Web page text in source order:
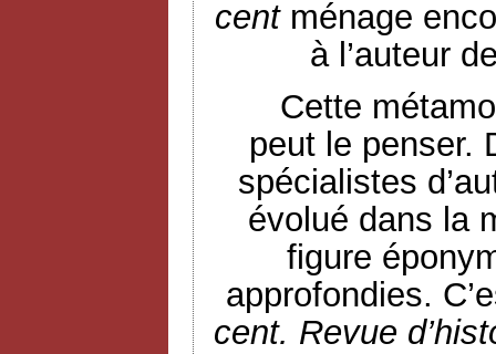
centménage
à l’auteur
Cette
peut le penser.
spécialistes
évolué dans la
figure
approfondies.
cent. Revue